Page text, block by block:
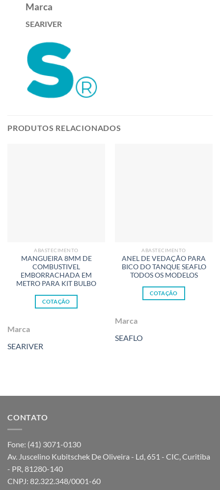
Marca
SEARIVER
PRODUTOS RELACIONADOS
ABASTECIMENTO
MANGUEIRA 8MM DE
COMBUSTIVEL
EMBORRACHADA EM
METRO PARA KIT BULBO
COTAÇÃO
Marca
SEARIVER
ABASTECIMENTO
ANEL DE VEDAÇÃO PARA
BICO DO TANQUE SEAFLO
TODOS OS MODELOS
COTAÇÃO
Marca
SEAFLO
CONTATO
Fone: (41) 3071-0130
Av. Juscelino Kubitschek De Oliveira - Ld, 651 - CIC, Curitiba
- PR, 81280-140
CNPJ: 82.322.348/0001-60